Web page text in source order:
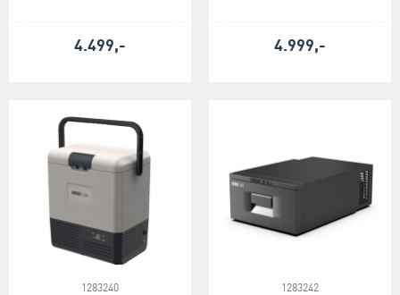
4.499,- 4.999,-
1283240 1283242